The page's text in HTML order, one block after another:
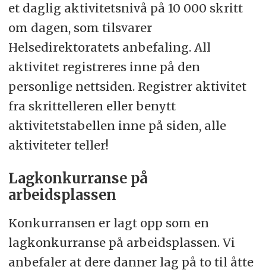
et daglig aktivitetsnivå på 10 000 skritt
om dagen, som tilsvarer
Helsedirektoratets anbefaling. All
aktivitet registreres inne på den
personlige nettsiden. Registrer aktivitet
fra skrittelleren eller benytt
aktivitetstabellen inne på siden, alle
aktiviteter teller!
Lagkonkurranse på
arbeidsplassen
Konkurransen er lagt opp som en
lagkonkurranse på arbeidsplassen. Vi
anbefaler at dere danner lag på to til åtte